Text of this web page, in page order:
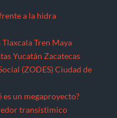
a la hidra
Tlaxcala Tren Maya
Yucatán Zacatecas
(ZODES) Ciudad de
es un megaproyecto?
transístimico